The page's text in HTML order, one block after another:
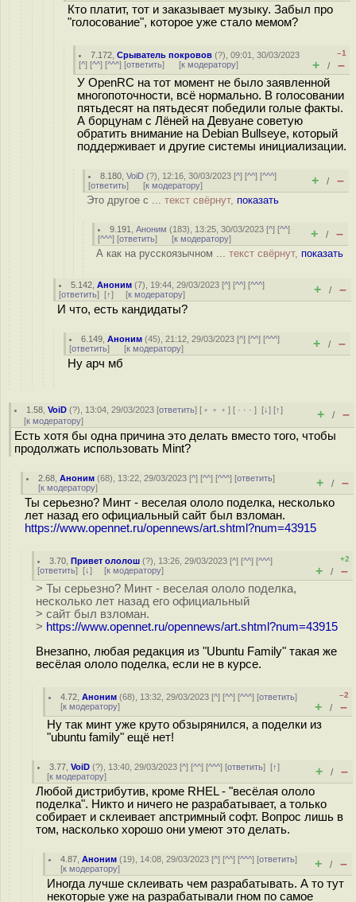
Кто платит, тот и заказывает музыку. Забыл про
"голосование", которое уже стало мемом?
7.172 ,Срыватель покровов (?), 09:01, 30/03/2023
[^] [^^] [^^^] [ответить] [к модератору]
–1
+ / –
У OpenRC на тот момент не было заявленной
многопоточности, всё нормально. В голосовании
пятьдесят на пятьдесят победили голые факты.
А борцунам с Лёней на Девуане советую
обратить внимание на Debian Bullseye, который
поддерживает и другие системы инициализации.
8.180 ,VoiD (?), 12:16, 30/03/2023 [^] [^^] [^^^]
[ответить] [к модератору] + / –
Это другое с ... текст свёрнут, показать
9.191 ,Аноним (183), 13:25, 30/03/2023 [^] [^^]
[^^^] [ответить] [к модератору] + / –
А как на русскоязычном ... текст свёрнут, показать
5.142 ,Аноним (7), 19:44, 29/03/2023 [^] [^^] [^^^]
[ответить] [↑] [к модератору] + / –
И что, есть кандидаты?
6.149 ,Аноним (45), 21:12, 29/03/2023 [^] [^^] [^^^]
[ответить] [к модератору] + / –
Ну арч мб
1.58 ,VoiD (?), 13:04, 29/03/2023 [ответить] [ ﹢﹢﹢] [ · · ·][↓] [↑]
[к модератору] + / –
Есть хотя бы одна причина это делать вместо того, чтобы
продолжать использовать Mint?
2.68 ,Аноним (68), 13:22, 29/03/2023 [^] [^^] [^^^] [ответить]
[к модератору] + / –
Ты серьезно? Минт - веселая ололо поделка, несколько
лет назад его официальный сайт был взломан.
https://www.opennet.ru/opennews/art.shtml?num=43915
3.70 ,Привет ололош (?), 13:26, 29/03/2023 [^] [^^] [^^^]
[ответить] [↓] [к модератору]
+2
+ / –
> Ты серьезно? Минт - веселая ололо поделка,
несколько лет назад его официальный
> сайт был взломан.
> https://www.opennet.ru/opennews/art.shtml?num=43915
Внезапно, любая редакция из "Ubuntu Family" такая же
весёлая ололо поделка, если не в курсе.
4.72 ,Аноним (68), 13:32, 29/03/2023 [^] [^^] [^^^] [ответить]
[к модератору]
–2
+ / –
Ну так минт уже круто обзырянился, а поделки из
"ubuntu family" ещё нет!
3.77 ,VoiD (?), 13:40, 29/03/2023 [^] [^^] [^^^] [ответить][↑]
[к модератору] + / –
Любой дистрибутив, кроме RHEL - "весёлая ололо
поделка". Никто и ничего не разрабатывает, а только
собирает и склеивает апстримный софт. Вопрос лишь в
том, насколько хорошо они умеют это делать.
4.87 ,Аноним (19), 14:08, 29/03/2023 [^] [^^] [^^^] [ответить]
[к модератору] + / –
Иногда лучше склеивать чем разрабатывать. А то тут
некоторые уже на разрабатывали гном по самое